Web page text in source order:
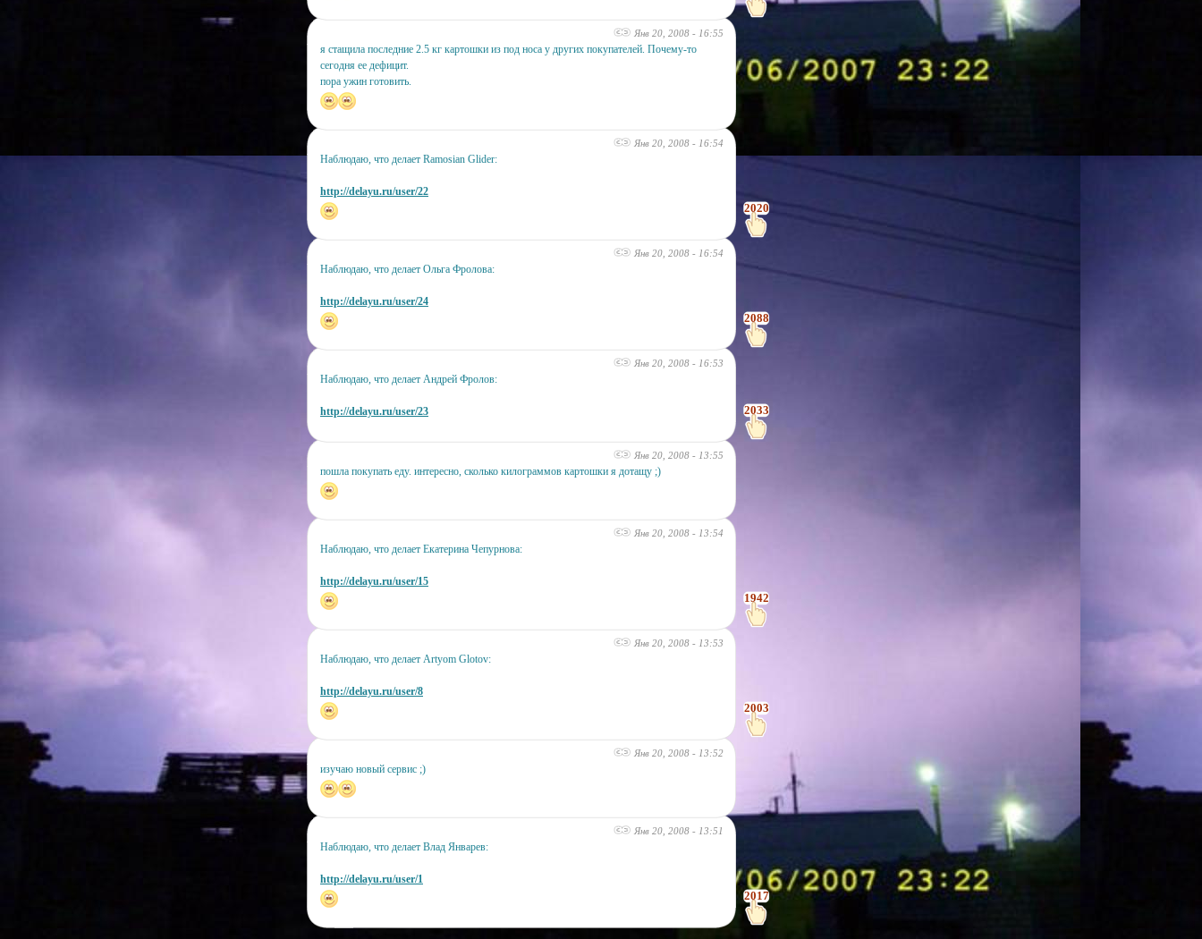
Янв 20, 2008 - 16:55
я стащила последние 2.5 кг картошки из под носа у других покупателей. Почему-то
сегодня ее дефицит.
пора ужин готовить.
Янв 20, 2008 - 16:54
Наблюдаю, что делает Ramosian Glider:
http://delayu.ru/user/22
2020
Янв 20, 2008 - 16:54
Наблюдаю, что делает Ольга Фролова:
http://delayu.ru/user/24
2088
Янв 20, 2008 - 16:53
Наблюдаю, что делает Андрей Фролов:
http://delayu.ru/user/23 2033
Янв 20, 2008 - 13:55
пошла покупать еду. интересно, сколько килограммов картошки я дотащу ;)
Янв 20, 2008 - 13:54
Наблюдаю, что делает Екатерина Чепурнова:
http://delayu.ru/user/15
1942
Янв 20, 2008 - 13:53
Наблюдаю, что делает Artyom Glotov:
http://delayu.ru/user/8
2003
Янв 20, 2008 - 13:52
изучаю новый сервис ;)
Янв 20, 2008 - 13:51
Наблюдаю, что делает Влад Январев:
http://delayu.ru/user/1
2017